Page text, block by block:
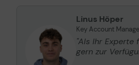
Linus Höper
Key Account
"Als Ihr Experte
gern zur